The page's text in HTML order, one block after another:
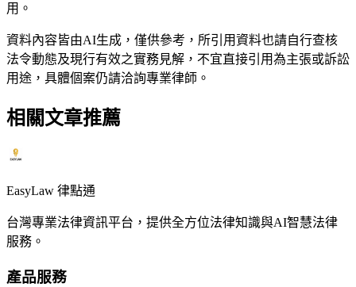
用。
資料內容皆由AI生成，僅供參考，所引用資料也請自行查核
法令動態及現行有效之實務見解，不宜直接引用為主張或訴訟
用途，具體個案仍請洽詢專業律師。
相關文章推薦
EasyLaw 律點通
台灣專業法律資訊平台，提供全方位法律知識與AI智慧法律
服務。
產品服務